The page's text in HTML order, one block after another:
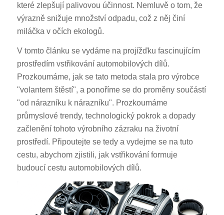
které zlepšují palivovou účinnost. Nemluvě o tom, že
výrazně snižuje množství odpadu, což z něj činí
miláčka v očích ekologů.
V tomto článku se vydáme na projížďku fascinujícím
prostředím vstřikování automobilových dílů.
Prozkoumáme, jak se tato metoda stala pro výrobce
"volantem štěstí", a ponoříme se do proměny součástí
"od nárazníku k nárazníku". Prozkoumáme
průmyslové trendy, technologický pokrok a dopady
začlenění tohoto výrobního zázraku na životní
prostředí. Připoutejte se tedy a vydejme se na tuto
cestu, abychom zjistili, jak vstřikování formuje
budoucí cestu automobilových dílů.